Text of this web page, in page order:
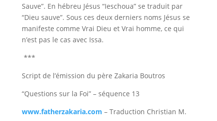
Sauve”. En hébreu Jésus “Ieschoua” se traduit par
“Dieu sauve”. Sous ces deux derniers noms Jésus se
manifeste comme Vrai Dieu et Vrai homme, ce qui
n’est pas le cas avec Issa.
***
Script de l’émission du père Zakaria Boutros
“Questions sur la Foi” – séquence 13
www.fatherzakaria.com – Traduction Christian M.